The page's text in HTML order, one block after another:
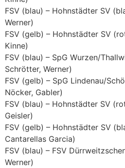
FSV (blau) – Hohnstädter SV
Werner)
FSV (gelb) – Hohnstädter SV
Kinne)
FSV (blau) – SpG Wurzen/
Schrötter, Werner)
FSV (gelb) – SpG Lindenau/
Nöcker, Gabler)
FSV (blau) – Hohnstädter SV
Geisler)
FSV (gelb) – Hohnstädter SV
Cantarellas Garcia)
FSV (blau) – FSV
Werner)